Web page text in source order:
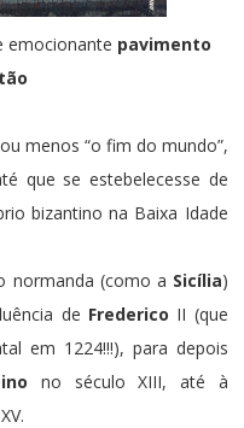
emocionante pavimento
menos “o fim do mundo”,
que se estebelecesse de
bizantino na Baixa Idade
normanda (como a Sicília)
de Frederico II (que
em 1224!!!), para depois
no século XIII, até à